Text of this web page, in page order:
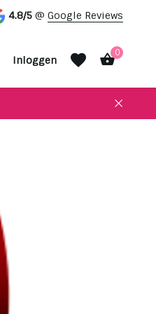
4.8/5 @ Google Reviews
Inloggen
0